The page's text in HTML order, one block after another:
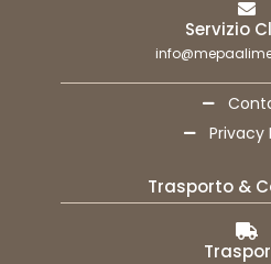
Servizio
Privacy
Trasporto &